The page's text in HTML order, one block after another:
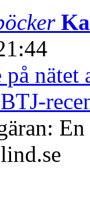
nätet